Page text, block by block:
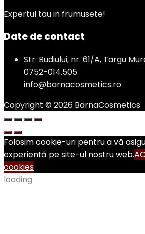
Expertul tau in frumusete!
Date de contact
Str. Budiului, nr. 61/A, Targu
0752-014.505
info@barnacosmetics.ro
Copyright © 2026 BarnaCosmetics
Folosim cookie-uri pentru a vă
experiență pe site-ul nostru web.
cookies
loading